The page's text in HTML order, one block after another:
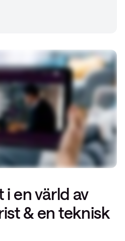
en värld av
& en teknisk